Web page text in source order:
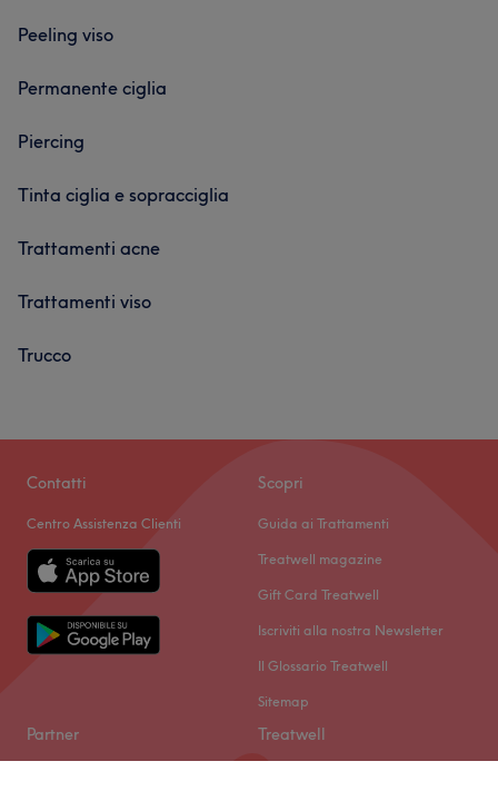
Peeling viso
Permanente ciglia
Piercing
Tinta ciglia e sopracciglia
Trattamenti acne
Trattamenti viso
Trucco
Contatti
Centro Assistenza Clienti
Scopri
Guida ai Trattamenti
Treatwell magazine
Gift Card Treatwell
Iscriviti alla nostra Newsletter
Il Glossario Treatwell
Sitemap
Partner Treatwell